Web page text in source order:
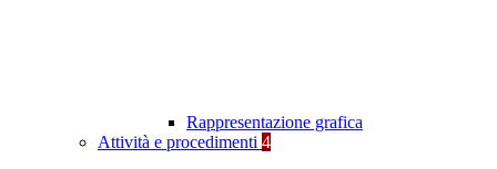
Rappresentazione grafica
Attività e procedimenti 4